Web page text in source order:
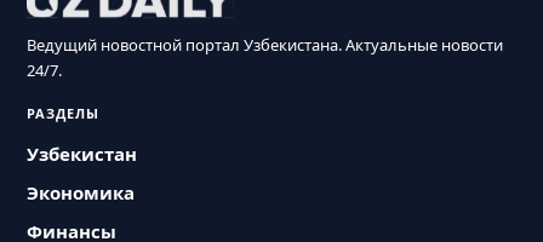
Ведущий новостной портал Узбекистана. Актуальные новости
24/7.
РАЗДЕЛЫ
Узбекистан
Экономика
Финансы